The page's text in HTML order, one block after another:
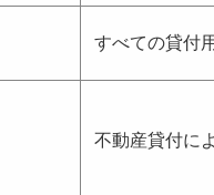
すべての貸付
不動産貸付に